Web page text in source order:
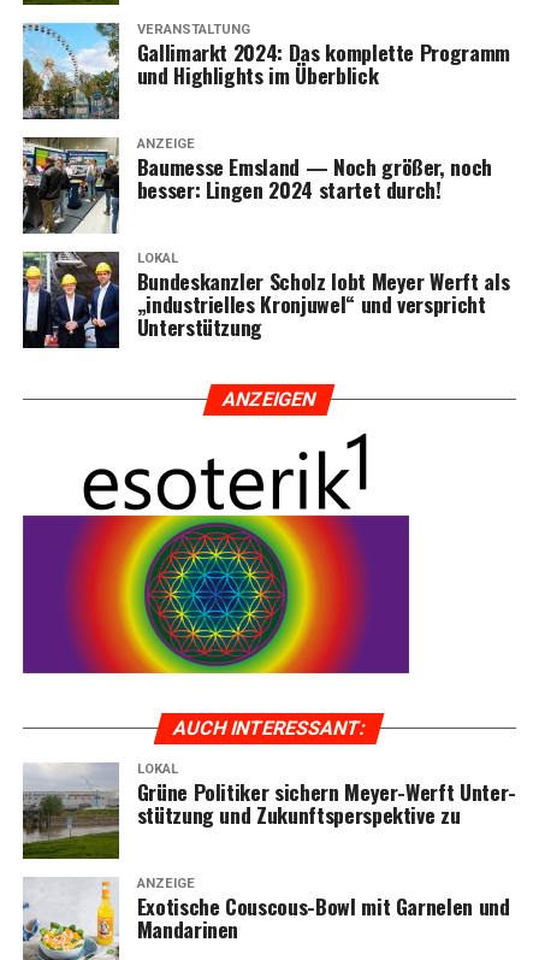
VERANSTALTUNG
Gal­li­markt 2024: Das kom­plet­te Pro­gramm
und High­lights im Überblick
ANZEIGE
Bau­mes­se Ems­land — Noch grö­ßer, noch
bes­ser: Lin­gen 2024 star­tet durch!
LOKAL
Bun­des­kanz­ler Scholz lobt Mey­er Werft als
„indus­tri­el­les Kron­ju­wel“ und ver­spricht
Unterstützung
ANZEI­GEN
AUCH INTER­ES­SANT:
LOKAL
Grü­ne Poli­ti­ker sichern Mey­er-Werft Unter­
stüt­zung und Zukunfts­per­spek­ti­ve zu
ANZEIGE
Exo­ti­sche Cous­cous-Bowl mit Gar­ne­len und
Mandarinen